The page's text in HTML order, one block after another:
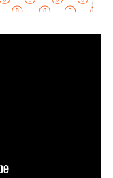
Nunca